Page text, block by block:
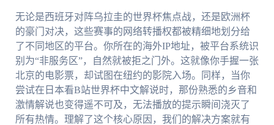
无论是西班牙对阵乌拉圭的世界杯焦点战，还是欧洲杯
的豪门对决，这些赛事的网络转播权都被精细地划分给
了不同地区的平台。你所在的海外IP地址，被平台系统识
别为“非服务区”，自然就被拒之门外。这就像你手握一张
北京的电影票，却试图在纽约的影院入场。同样，当你
尝试在日本看B站世界杯中文解说时，那份熟悉的乡音和
激情解说也变得遥不可及，无法播放的提示瞬间浇灭了
所有热情。理解了这个核心原因，我们的解决方案就有